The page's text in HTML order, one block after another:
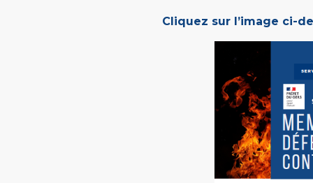
Cliquez sur l’image ci-